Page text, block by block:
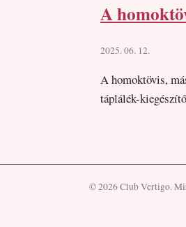
A
2025. 06. 12.
A homoktövis,
táplálék-
© 2026 Club Vertigo.